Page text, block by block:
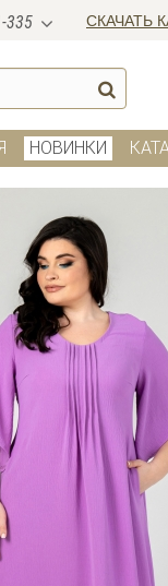
335 СКАЧАТЬ
НОВИНКИ